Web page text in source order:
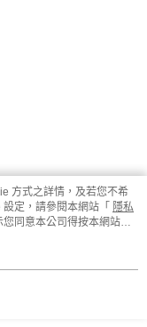
方式之詳情，及若您不希
定，請參閱本網站「 隱私
同意本公司得按本網站使